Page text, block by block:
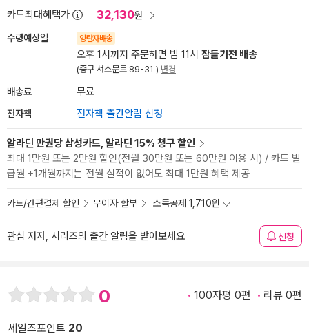
카드최대혜택가 32,130원
수령예상일 양탄자배송
오후 1시까지 주문하면 밤 11시 잠들기전 배송
(중구 서소문로 89-31 ) 변경
배송료 무료
전자책 전자책 출간알림 신청
알라딘 만권당 삼성카드, 알라딘 15% 청구 할인
최대 1만원 또는 2만원 할인(전월 30만원 또는 60만원 이용 시) / 카드 발
급월 +1개월까지는 전월 실적이 없어도 최대 1만원 혜택 제공
카드/간편결제 할인 무이자 할부 소득공제 1,710원
관심 저자, 시리즈의 출간 알림을 받아보세요 신청
0 100자평 0편 리뷰 0편
세일즈포인트 20